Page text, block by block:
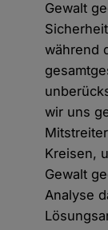
Gewalt
während
wir uns
Kreisen,
Gewalt
Analyse